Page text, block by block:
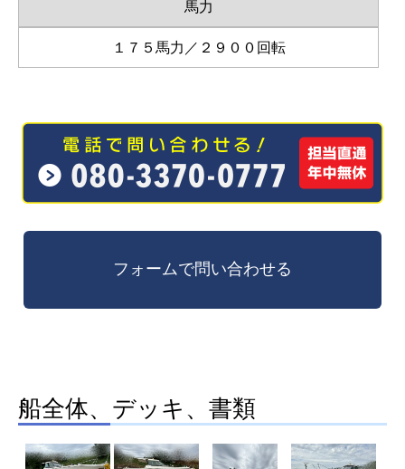
馬力
１７５馬力／２９００回転
船全体、デッキ、書類